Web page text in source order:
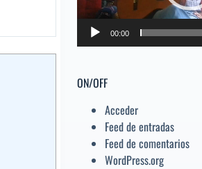
00:00
ON/OFF
Acceder
Feed de entradas
Feed de comentarios
WordPress.org